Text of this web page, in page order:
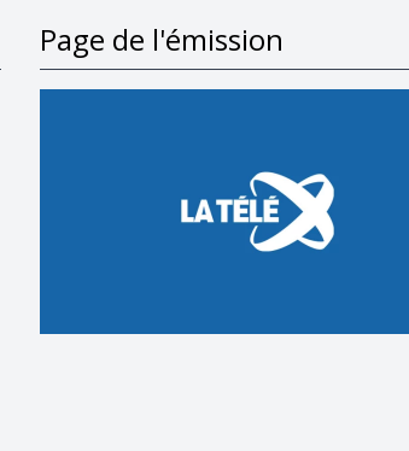
Page de l'émission